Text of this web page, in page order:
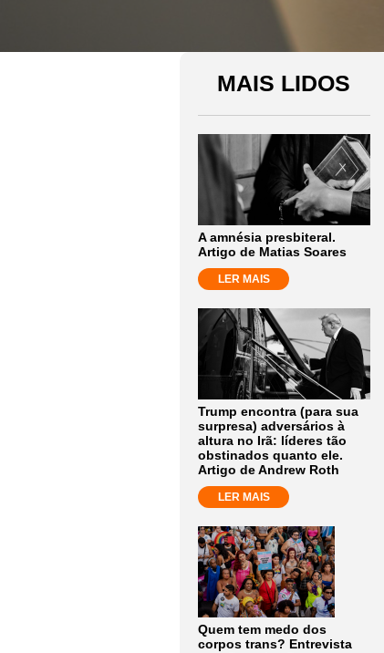
MAIS LIDOS
A amnésia presbiteral.
Artigo de Matias Soares
LER MAIS
Trump encontra (para sua
surpresa) adversários à
altura no Irã: líderes tão
obstinados quanto ele.
Artigo de Andrew Roth
LER MAIS
Quem tem medo dos
corpos trans? Entrevista